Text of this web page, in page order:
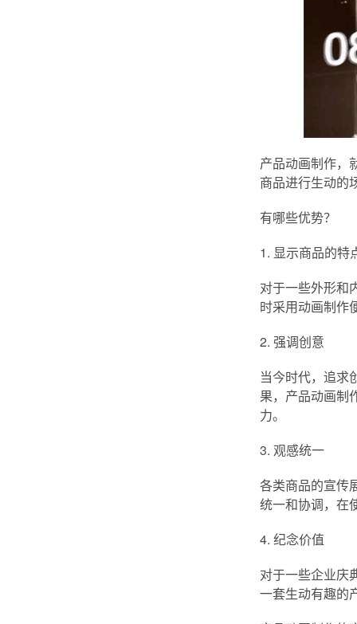
产品动画制作，
商品进行生动的
有哪些优势？
1. 显示商品的特
对于一些外形和
时采用动画制作
2. 强调创意
当今时代，追求
果，产品动画制
力。
3. 观感统一
各类商品的宣传
统一和协调，在
4. 纪念价值
对于一些企业庆
一套生动有趣的